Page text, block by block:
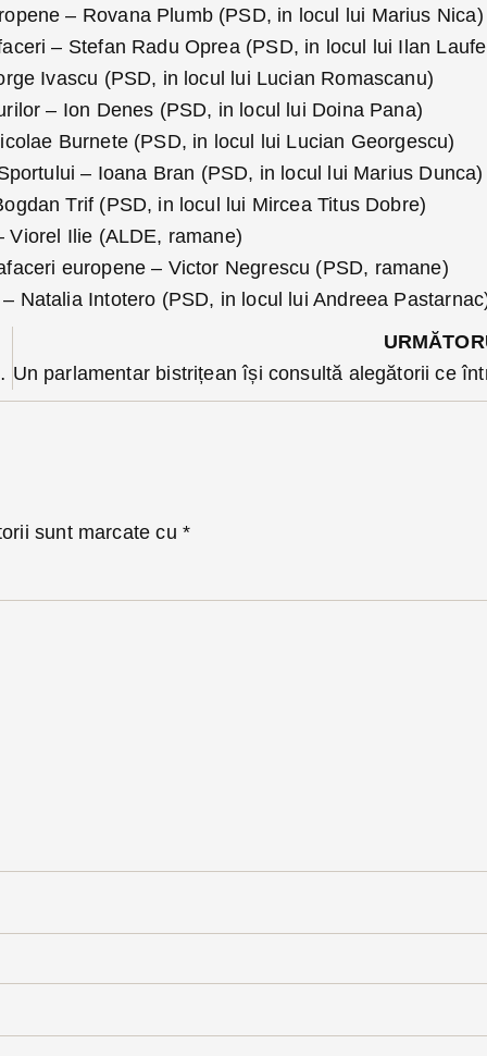
– Rovana Plumb (PSD, in locul lui Marius Nica)
– Stefan Radu Oprea (PSD, in locul lui Ilan
Ivascu (PSD, in locul lui Lucian Romascanu)
– Ion Denes (PSD, in locul lui Doina Pana)
Burnete (PSD, in locul lui Lucian Georgescu)
– Ioana Bran (PSD, in locul lui Marius Dunca)
Trif (PSD, in locul lui Mircea Titus Dobre)
Viorel Ilie (ALDE, ramane)
europene – Victor Negrescu (PSD, ramane)
Natalia Intotero (PSD, in locul lui Andreea
Cocoșului”
sunt marcate cu *